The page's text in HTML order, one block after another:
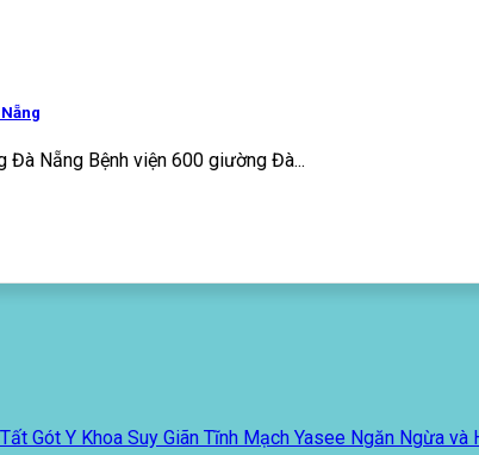
Nẵng Bệnh viện 600 giường Đà...
Gót Y Khoa Suy Giãn Tĩnh Mạch Yasee Ngăn Ngừa